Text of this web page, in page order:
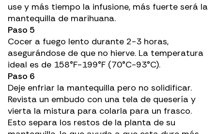
use y más tiempo la infusione, más fuerte será la
mantequilla de marihuana.
Paso 5
Cocer a fuego lento durante 2-3 horas,
asegurándose de que no hierve. La temperatura
ideal es de 158°F-199°F (70°C-93°C).
Paso 6
Deje enfriar la mantequilla pero no solidificar.
Revista un embudo con una tela de quesería y
vierta la mistura para colarla para un frasco.
Esto separa los restos de la planta de su